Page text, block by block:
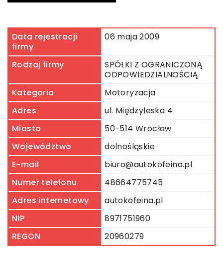
Data rejestracji
firmy
06 maja 2009
Rodzaj firmy
SPÓŁKI Z OGRANICZONĄ
ODPOWIEDZIALNOŚCIĄ
Kategoria
Motoryzacja
Adres
ul. Międzyleska 4
Miasto
50-514 Wrocław
Województwo
dolnośląskie
E-mail
biuro@autokofeina.pl
Numer telefonu
48664775745
Adres internetowy
autokofeina.pl
NIP
8971751960
REGON
20960279